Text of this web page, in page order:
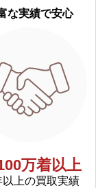
な実績で安心
万着以上
以上の買取実績